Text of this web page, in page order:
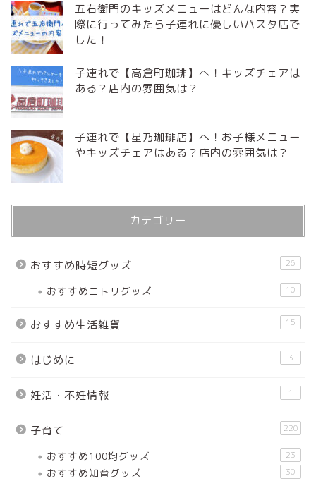
五右衛門のキッズメニューはどんな内容？実
際に行ってみたら子連れに優しいパスタ店で
した！
子連れで【高倉町珈琲】へ！キッズチェアは
ある？店内の雰囲気は？
子連れで【星乃珈琲店】へ！お子様メニュー
やキッズチェアはある？店内の雰囲気は？
カテゴリー
おすすめ時短グッズ 26
おすすめニトリグッズ 10
おすすめ生活雑貨 15
はじめに 3
妊活・不妊情報 1
子育て 220
おすすめ100均グッズ 23
おすすめ知育グッズ 30